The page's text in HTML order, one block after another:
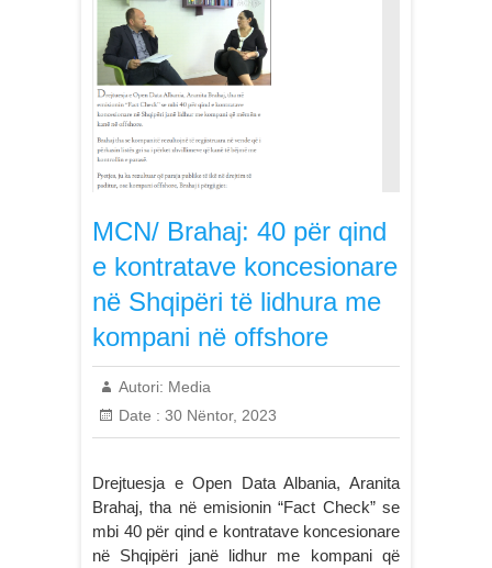
MCN/ Brahaj: 40 për qind
e kontratave koncesionare
në Shqipëri të lidhura me
kompani në offshore
Autori: Media
Date : 30 Nëntor, 2023
Drejtuesja e Open Data Albania, Aranita
Brahaj, tha në emisionin “Fact Check” se
mbi 40 për qind e kontratave koncesionare
në Shqipëri janë lidhur me kompani që